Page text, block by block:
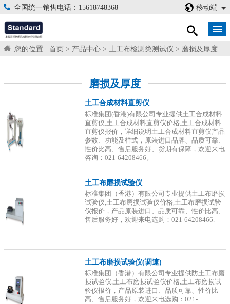
全国统一销售电话：15618748368 移动端
您的位置 : 首页 > 产品中心 > 土工布检测类测试仪 > 磨损及厚度
磨损及厚度
土工合成材料直剪仪
标准集团(香港)有限公司专业提供土工合成材料
直剪仪,土工合成材料直剪仪价格,土工合成材料
直剪仪报价，详细说明土工合成材料直剪仪产品
参数、功能及样式，原装进口品牌、品质可靠、
性价比高、售后服务好、货期有保障，欢迎来电
咨询：021-64208466。
土工布磨损试验仪
标准集团（香港）有限公司专业提供土工布磨损
试验仪,土工布磨损试验仪价格,土工布磨损试验
仪报价，产品原装进口、品质可靠、性价比高、
售后服务好，欢迎来电选购：021-64208466.
土工布磨损试验仪(调速)
标准集团（香港）有限公司专业提供防土工布磨
损试验仪,土工布磨损试验仪价格,土工布磨损试
验仪报价，产品原装进口、品质可靠、性价比
高、售后服务好，欢迎来电选购：021-